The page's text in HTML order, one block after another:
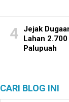
Jejak
Lahan
Palupuah
CARI BLOG INI